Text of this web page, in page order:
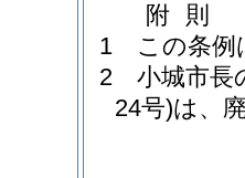
附 則
1
この条例
2
小城市長
24号)は、